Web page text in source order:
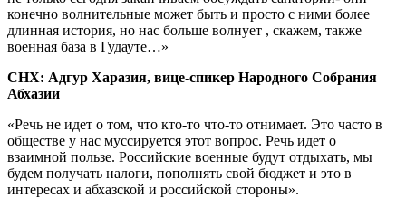
конечно волнительные может быть и просто с ними более
длинная история, но нас больше волнует , скажем, также
военная база в Гудауте…»
СНХ: Адгур Харазия, вице-спикер Народного Собрания
Абхазии
«Речь не идет о том, что кто-то что-то отнимает. Это часто в
обществе у нас муссируется этот вопрос. Речь идет о
взаимной пользе. Российские военные будут отдыхать, мы
будем получать налоги, пополнять свой бюджет и это в
интересах и абхазской и российской стороны».